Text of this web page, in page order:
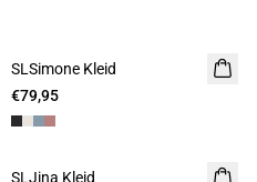
SLSimone Kleid
€79,95
SLJina Kleid